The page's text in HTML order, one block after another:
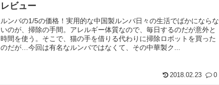
レビュー
ルンバの1/5の価格！実用的な中国製ルンバ日々の生活でばかにならな
いのが、掃除の手間。アレルギー体質なので、毎日するのだが意外と
時間を使う。そこで、猫の手を借りる代わりに掃除ロボットを買った
のだが…今回は有名なルンバではなくて、その中華製ク...
2018.02.23 0